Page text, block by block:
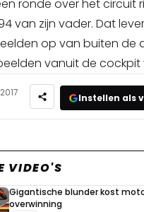
ronde over het circuit
van zijn vader. Dat
op van buiten de
vanuit de cockpit
Instellen als
VIDEO'S
Gigantische blunder kost
overwinning